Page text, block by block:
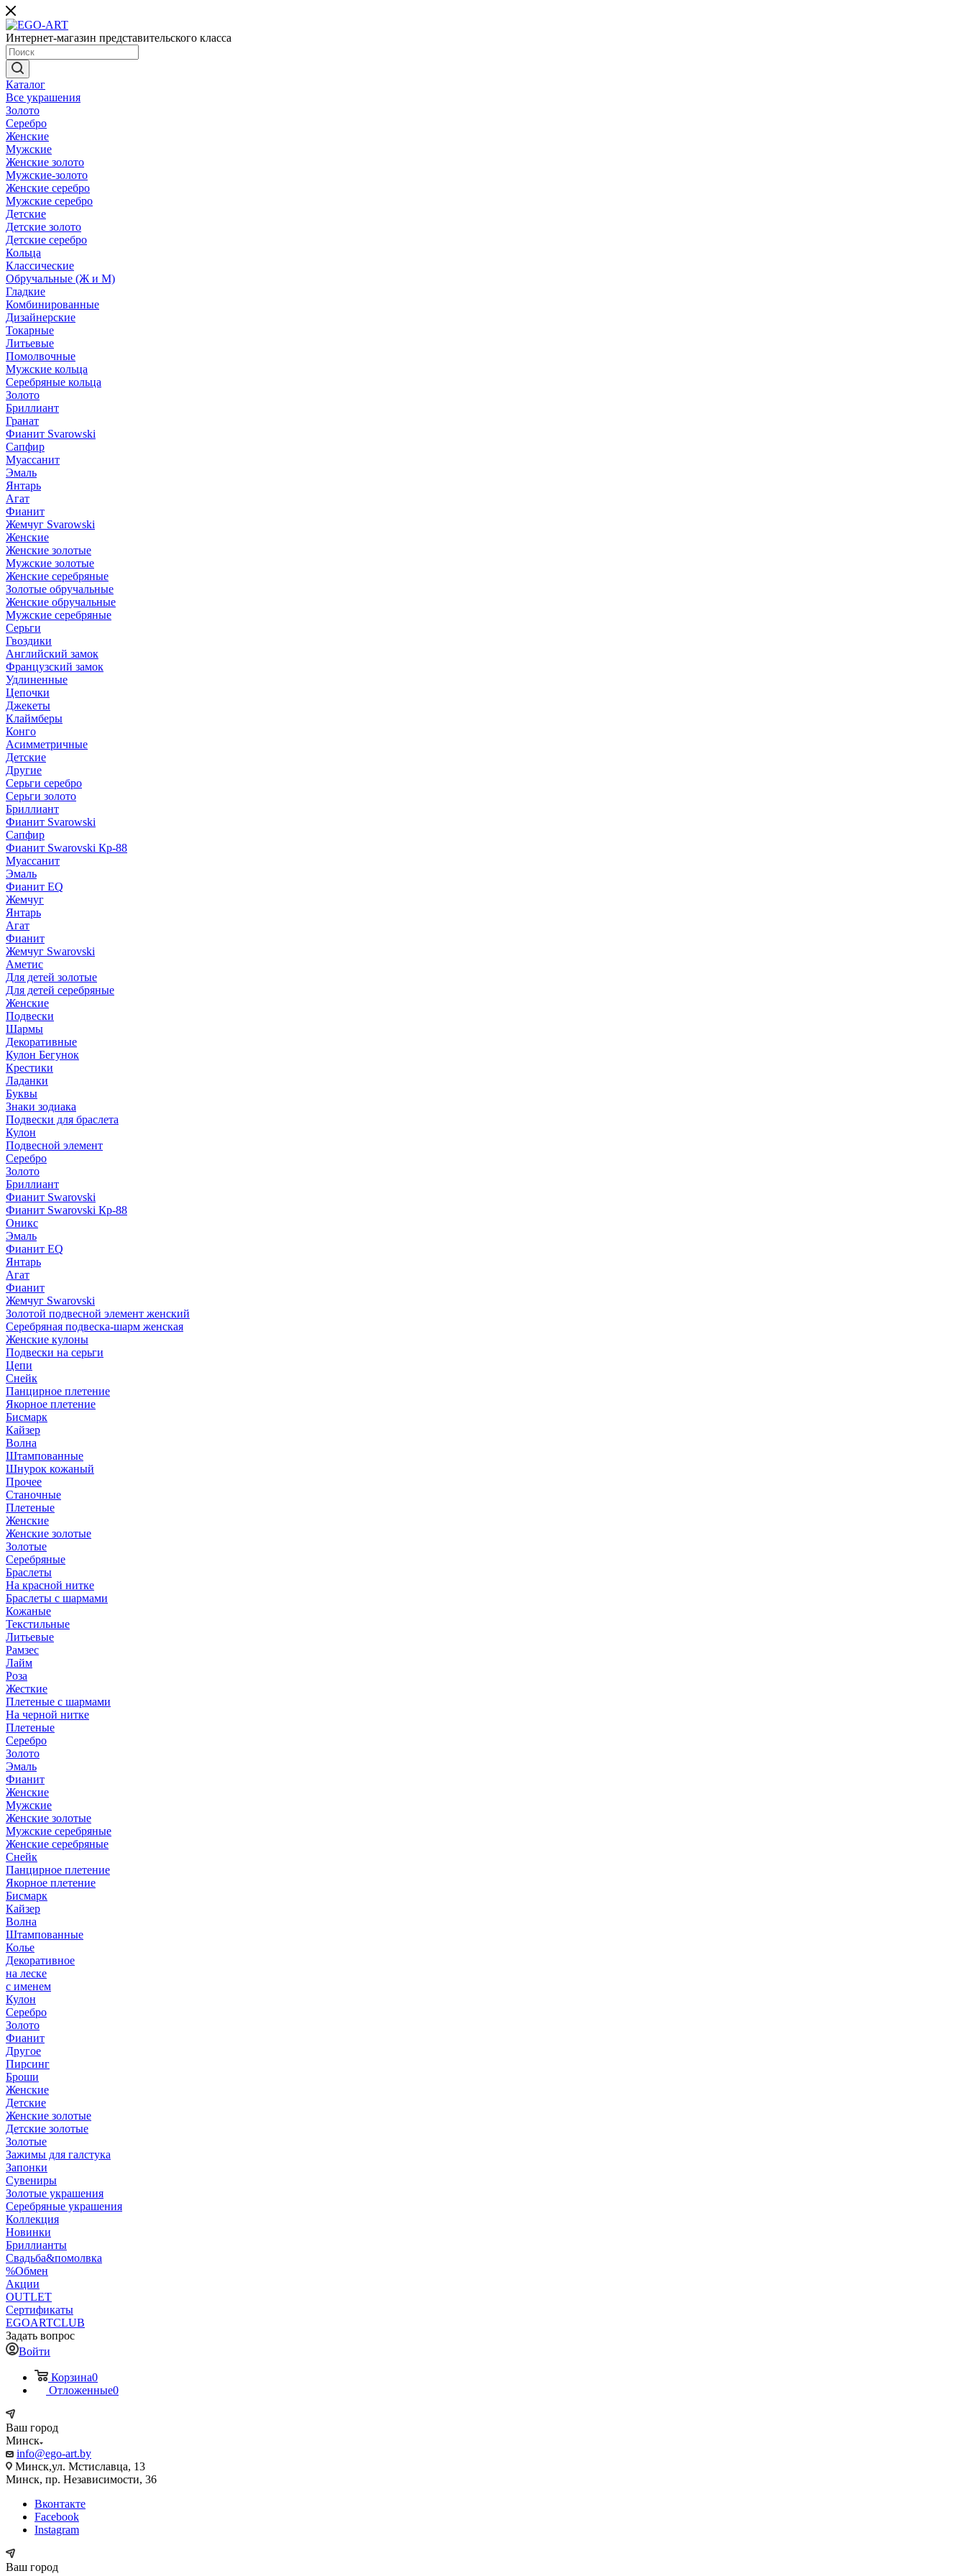
Интернет-магазин представительского класса
Каталог
Все украшения
Золото
Серебро
Женские
Мужские
Женские золото
Мужские-золото
Женские серебро
Мужские серебро
Детские
Детские золото
Детские серебро
Кольца
Классические
Обручальные (Ж и М)
Гладкие
Комбинированные
Дизайнерские
Токарные
Литьевые
Помолвочные
Мужские кольца
Серебряные кольца
Золото
Бриллиант
Гранат
Фианит Svarowski
Сапфир
Муассанит
Эмаль
Янтарь
Агат
Фианит
Жемчуг Svarowski
Женские
Женские золотые
Мужские золотые
Женские серебряные
Золотые обручальные
Женские обручальные
Мужские серебряные
Серьги
Гвоздики
Английский замок
Французский замок
Удлиненные
Цепочки
Джекеты
Клаймберы
Конго
Асимметричные
Детские
Другие
Серьги серебро
Серьги золото
Бриллиант
Фианит Svarowski
Сапфир
Фианит Swarovski Кр-88
Муассанит
Эмаль
Фианит EQ
Жемчуг
Янтарь
Агат
Фианит
Жемчуг Swarovski
Аметис
Для детей золотые
Для детей серебряные
Женские
Подвески
Шармы
Декоративные
Кулон Бегунок
Крестики
Ладанки
Буквы
Знаки зодиака
Подвески для браслета
Кулон
Подвесной элемент
Серебро
Золото
Бриллиант
Фианит Swarovski
Фианит Swarovski Кр-88
Оникс
Эмаль
Фианит EQ
Янтарь
Агат
Фианит
Жемчуг Swarovski
Золотой подвесной элемент женcкий
Серебряная подвеска-шарм женская
Женские кулоны
Подвески на серьги
Цепи
Снейк
Панцирное плетение
Якорное плетение
Бисмарк
Кайзер
Волна
Штампованные
Шнурок кожаный
Прочее
Станочные
Плетеные
Женские
Женские золотые
Золотые
Серебряные
Браслеты
На красной нитке
Браслеты с шармами
Кожаные
Текстильные
Литьевые
Рамзес
Лайм
Роза
Жесткие
Плетеные с шармами
На черной нитке
Плетеные
Серебро
Золото
Эмаль
Фианит
Женские
Мужские
Женские золотые
Мужские серебряные
Женские серебряные
Снейк
Панцирное плетение
Якорное плетение
Бисмарк
Кайзер
Волна
Штампованные
Колье
Декоративное
на леске
с именем
Кулон
Серебро
Золото
Фианит
Другое
Пирсинг
Броши
Женские
Детские
Женские золотые
Детские золотые
Золотые
Зажимы для галстука
Запонки
Сувениры
Золотые украшения
Серебряные украшения
Коллекция
Новинки
Бриллианты
Свадьба&помолвка
%Обмен
Акции
OUTLET
Сертификаты
EGOARTCLUB
Задать вопрос
Войти
Корзина0
Отложенные0
Ваш город
Минск
info@ego-art.by
Минск,ул. Мстиславца, 13
Минск, пр. Независимости, 36
Вконтакте
Facebook
Instagram
Ваш город